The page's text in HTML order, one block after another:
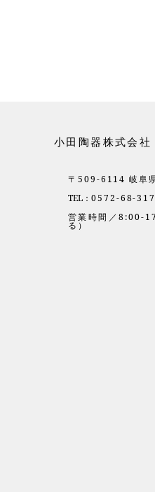
小田陶器株式会社
〒509-6114 岐阜
TEL： 0572-68-
営業時間／8:00-
る）